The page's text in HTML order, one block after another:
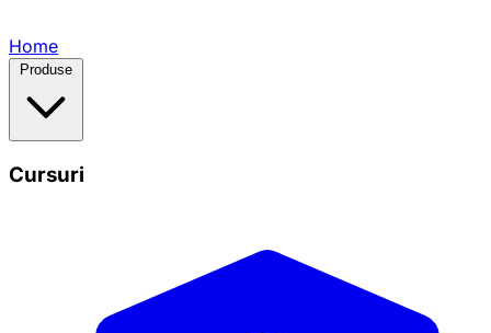
Home
Produse
Cursuri